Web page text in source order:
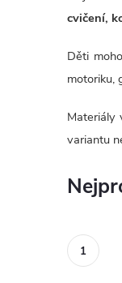
cvičení,
Děti
motoriku,
Materiály
variantu